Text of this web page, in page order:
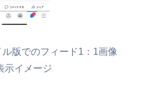
版でのフィード1：1画像
示イメージ